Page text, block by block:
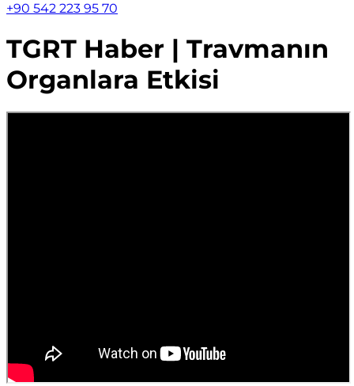
+90 542 223 95 70
TGRT Haber | Travmanın
Organlara Etkisi